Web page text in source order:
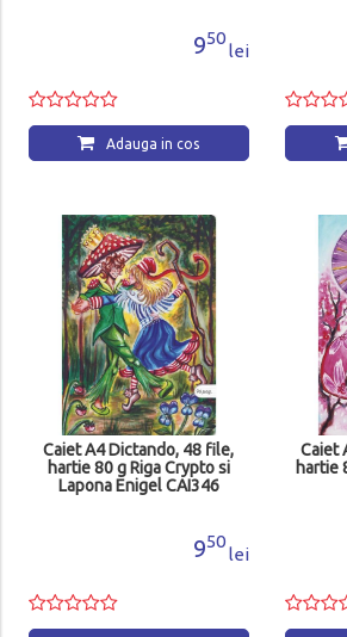
950
lei
Adauga in cos
Caiet A4 Dictando, 48 file,
hartie 80 g Riga Crypto si
Lapona Enigel CAI346
950
lei
Caiet
hartie